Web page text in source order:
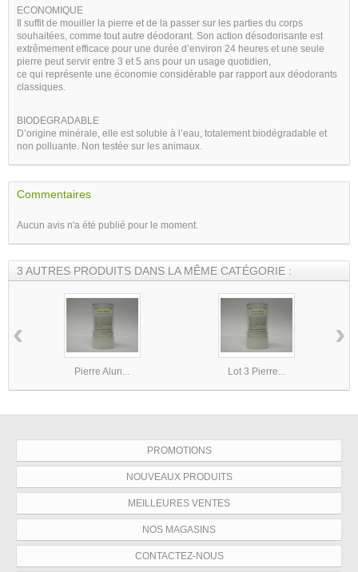
ECONOMIQUE
Il suffit de mouiller la pierre et de la passer sur les parties du corps
souhaitées, comme tout autre déodorant. Son action désodorisante est
extrêmement efficace pour une durée d’environ 24 heures et une seule
pierre peut servir entre 3 et 5 ans pour un usage quotidien,
ce qui représente une économie considérable par rapport aux déodorants
classiques.
BIODEGRADABLE
D’origine minérale, elle est soluble à l’eau, totalement biodégradable et
non polluante. Non testée sur les animaux.
Commentaires
Aucun avis n'a été publié pour le moment.
3 AUTRES PRODUITS DANS LA MÊME CATÉGORIE :
Pierre Alun... Lot 3 Pierre...
‹ ›
PROMOTIONS
NOUVEAUX PRODUITS
MEILLEURES VENTES
NOS MAGASINS
CONTACTEZ-NOUS